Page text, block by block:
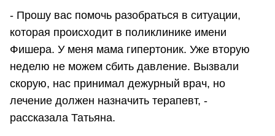
- Прошу вас помочь разобраться в ситуации,
которая происходит в поликлинике имени
Фишера. У меня мама гипертоник. Уже вторую
неделю не можем сбить давление. Вызвали
скорую, нас принимал дежурный врач, но
лечение должен назначить терапевт, -
рассказала Татьяна.